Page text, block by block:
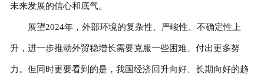
未来发展的信心和底气。
展望2024年，外部环境的复杂性、严峻性、不确定性上
升，进一步推动外贸稳增长需要克服一些困难、付出更多努
力。但同时更要看到的是，我国经济回升向好、长期向好的趋